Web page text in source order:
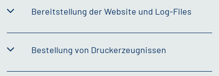
Bereitstellung derWebsite und Log-Files
Bestellung von Druckerzeugnissen